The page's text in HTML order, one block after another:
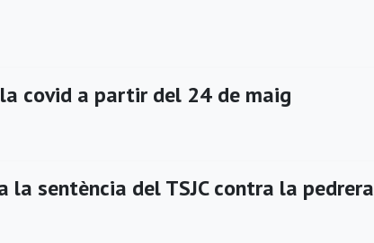
covid a partir del 24 de maig
sentència del TSJC contra la pedrera